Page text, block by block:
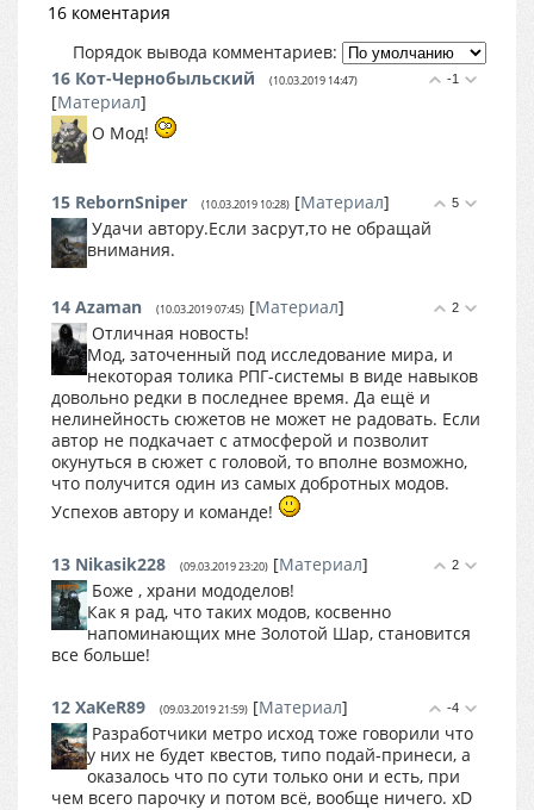
16 коментария
Порядок вывода комментариев:
-1
16 Кот-Чернобыльский (10.03.2019 14:47)
[Материал]
О Мод!
5
15 RebornSniper (10.03.2019 10:28) [Материал]
Удачи автору.Если засрут,то не обращай
внимания.
2
14 Azaman (10.03.2019 07:45) [Материал]
Отличная новость!
Мод, заточенный под исследование мира, и
некоторая толика РПГ-системы в виде навыков
довольно редки в последнее время. Да ещё и
нелинейность сюжетов не может не радовать. Если
автор не подкачает с атмосферой и позволит
окунуться в сюжет с головой, то вполне возможно,
что получится один из самых добротных модов.
Успехов автору и команде!
2
13 Nikasik228 (09.03.2019 23:20) [Материал]
Боже , храни мододелов!
Как я рад, что таких модов, косвенно
напоминающих мне Золотой Шар, становится
все больше!
-4
12 XaKeR89 (09.03.2019 21:59) [Материал]
Разработчики метро исход тоже говорили что
у них не будет квестов, типо подай-принеси, а
оказалось что по сути только они и есть, при
чем всего парочку и потом всё, вообще ничего. xD